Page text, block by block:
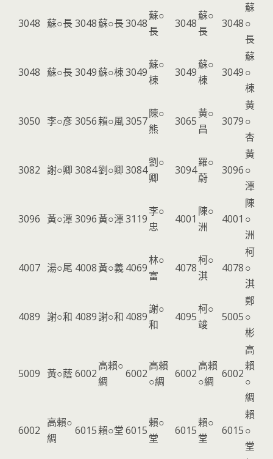
3048 蘇○長3048蘇○長3048
蘇○
長
3048
蘇○
長
3048
蘇
○
長
3048 蘇○長3049蘇○棟3049
蘇○
棟
3049
蘇○
棟
3049
蘇
○
棟
3050 李○彥 3056賴○風3057
陳○
熊
3065
黃○
昌
3079
黃
○
杏
3082 謝○卿 3084劉○卿3084
劉○
卿
3094
羅○
蔚
3096
黃
○
潭
3096 黃○潭3096黃○潭3119
李○
忠
4001
陳○
洲
4001
陳
○
洲
4007 湯○尾 4008黃○義4069
林○
富
4078
柯○
淇
4078
柯
○
淇
4089 謝○和 4089謝○和 4089
謝○
和
4095
柯○
竣
5005
鄭
○
彬
5009 黃○蔭6002
高賴○
綢
6002
高賴
○綢
6002
高賴
○綢
6002
高
賴
○
綢
6002
高賴○
綢
6015賴○堂6015
賴○
堂
6015
賴○
堂
6015
賴
○
堂